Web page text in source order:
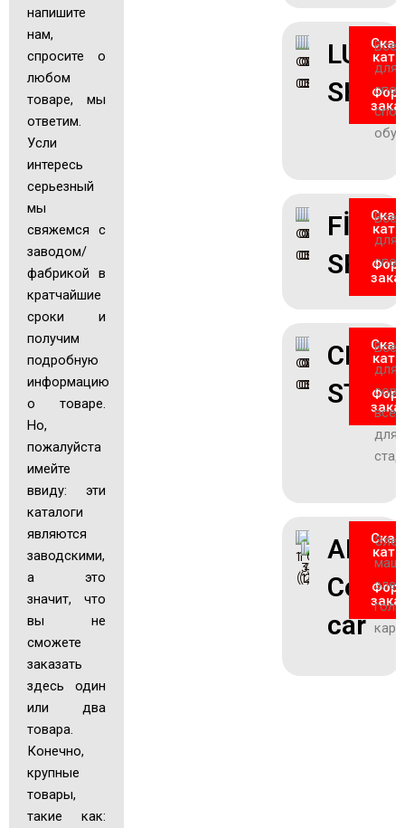
напишите
нам,
спросите о
любом
товаре, мы
ответим.
Усли
интересь
серьезный
мы
свяжемся с
заводом/
фабрикой в
кратчайшие
сроки и
получим
подробную
информацию
о товаре.
Но,
пожалуйста
имейте
ввиду: эти
каталоги
являются
заводскими,
а это
значит, что
вы не
сможете
заказать
здесь один
или два
товара.
Конечно,
крупные
товары,
такие как:
LUCK
SHOE
Все
для
FİEDE
Все
для
STAR
Все
для
все
для
Colf
car кары